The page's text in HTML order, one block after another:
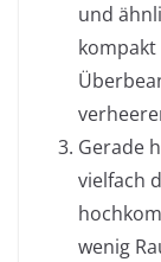
und
Gerade
vielfach
wenig